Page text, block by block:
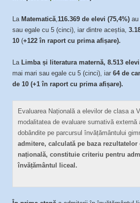
La Matematică 116.369 de elevi (75,4%) au
sau egale cu 5 (cinci), iar dintre aceștia,
10 (+122 în raport cu prima afișare).
La Limba și literatura maternă, 8.513 elevi
mai mari sau egale cu 5 (cinci), iar 64 de
de 10 (+1 în raport cu prima afișare).
Evaluarea Națională a elevilor de clasa a
modalitatea de evaluare sumativă externă
dobândite pe parcursul învățământului
admitere, calculată pe baza
națională, constituie criteriu pentru
învățământul liceal.